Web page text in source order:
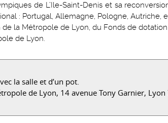
de L’Ile-Saint-Denis et sa
: Portugal, Allemagne, Pologne, Autriche,
la Métropole de Lyon, du Fonds de
de Lyon.
la salle et d’un pot.
de Lyon, 14 avenue Tony Garnier, Lyon